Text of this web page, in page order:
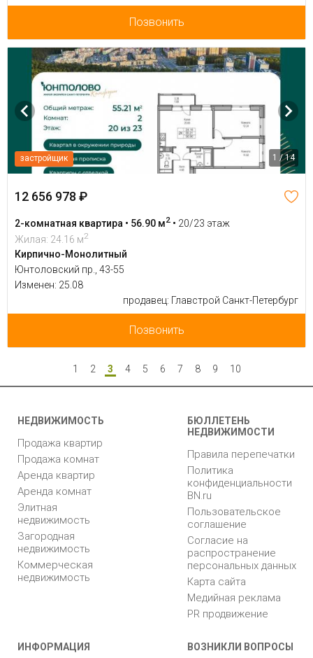
Позвонить
застройщик 1 / 14
12 656 978 ₽
2-комнатная квартира • 56.90 м2 • 20/23 этаж
Жилая: 24.16 м2
Кирпично-Монолитный
Юнтоловский пр., 43-55
Изменен: 25.08
продавец: Главстрой Санкт-Петербург
Позвонить
1 2 3 4 5 6 7 8 9 10
НЕДВИЖИМОСТЬ
Продажа квартир
Продажа комнат
Аренда квартир
Аренда комнат
Элитная
недвижимость
Загородная
недвижимость
Коммерческая
недвижимость
БЮЛЛЕТЕНЬ
НЕДВИЖИМОСТИ
Правила перепечатки
Политика
конфиденциальности
BN.ru
Пользовательское
соглашение
Согласие на
распространение
персональных данных
Карта сайта
Медийная реклама
PR продвижение
ИНФОРМАЦИЯ ВОЗНИКЛИ ВОПРОСЫ